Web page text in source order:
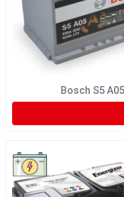
Bosch S5